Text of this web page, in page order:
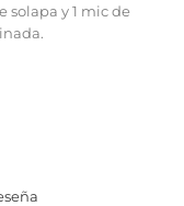
solapa y 1 mic de